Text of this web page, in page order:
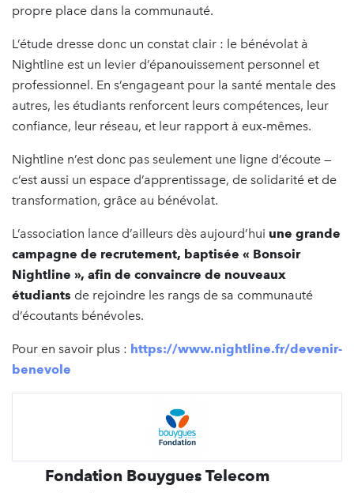
propre place dans la communauté.
L’étude dresse donc un constat clair : le bénévolat à
Nightline est un levier d’épanouissement personnel et
professionnel. En s’engageant pour la santé mentale des
autres, les étudiants renforcent leurs compétences, leur
confiance, leur réseau, et leur rapport à eux-mêmes.
Nightline n’est donc pas seulement une ligne d’écoute —
c’est aussi un espace d’apprentissage, de solidarité et de
transformation, grâce au bénévolat.
L’association lance d’ailleurs dès aujourd’hui une grande
campagne de recrutement, baptisée « Bonsoir
Nightline », afin de convaincre de nouveaux
étudiants de rejoindre les rangs de sa communauté
d’écoutants bénévoles.
Pour en savoir plus : https://www.nightline.fr/devenir-
benevole
Fondation Bouygues Telecom